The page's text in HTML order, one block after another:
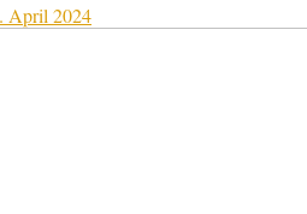
April 2024